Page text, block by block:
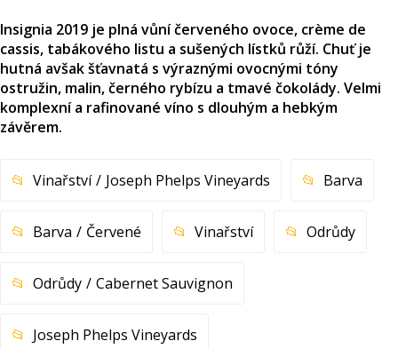
Insignia 2019 je plná vůní červeného ovoce, crème de
cassis, tabákového listu a sušených lístků růží. Chuť je
hutná avšak šťavnatá s výraznými ovocnými tóny
ostružin, malin, černého rybízu a tmavé čokolády. Velmi
komplexní a rafinované víno s dlouhým a hebkým
závěrem.
Vinařství Joseph Phelps Vineyards Barva
Barva Červené Vinařství Odrůdy
Odrůdy Cabernet Sauvignon
Joseph Phelps Vineyards